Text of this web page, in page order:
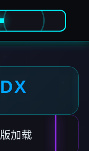
加载